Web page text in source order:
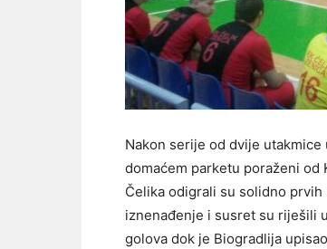
Nakon serije od dvije
domaćem parketu poraženi od
Čelika odigrali su solidno
iznenađenje i susret su riješili
golova dok je Biogradlija